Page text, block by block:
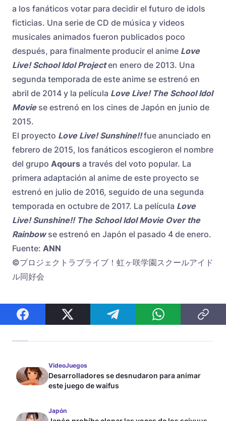
a los fanáticos votar para decidir el futuro de idols
ficticias. Una serie de CD de música y videos
musicales animados fueron publicados poco
después, para finalmente producir el anime Love
Live! School Idol Projecten enero de 2013. Una
segunda temporada de este anime se estrenó en
abril de 2014 y la película Love Live! The School Idol
Moviese estrenó en los cines de Japón en junio de
2015.
El proyecto Love Live! Sunshine!!fue anunciado en
febrero de 2015, los fanáticos escogieron el nombre
del grupo Aqours a través del voto popular. La
primera adaptación al anime de este proyecto se
estrenó en julio de 2016, seguido de una segunda
temporada en octubre de 2017. La película Love
Live! Sunshine!! The School Idol Movie Over the
Rainbowse estrenó en Japón el pasado 4 de enero.
Fuente: ANN
©プロジェクトラブライブ！虹ヶ咲学園スクールアイド
ル同好会
VideoJuegos
Desarrolladores se desnudaron para animar
este juego de waifus
Japón